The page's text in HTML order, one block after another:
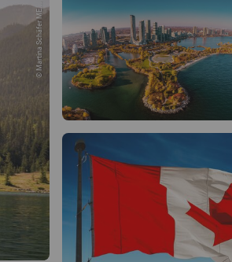
© Martina Schäfer ME...